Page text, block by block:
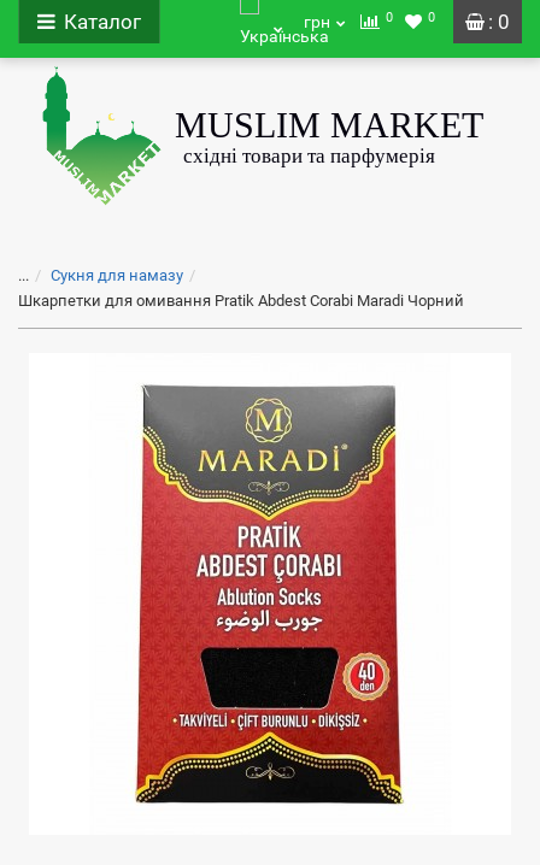
: 0
Каталог грн 0 0
...
Сукня для намазу
Шкарпетки для омивання Pratik Abdest Corabi Maradi Чорний